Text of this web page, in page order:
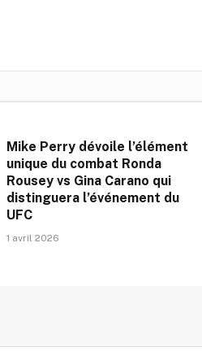
Mike Perry dévoile l’élément
unique du combat Ronda
Rousey vs Gina Carano qui
distinguera l’événement du
UFC
1 avril 2026